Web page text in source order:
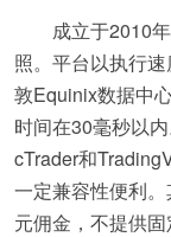
成立于2010
照。平台以执行
敦Equinix数据中
时间在30毫秒以
cTrader和
一定兼容性便利
元佣金，不提供固